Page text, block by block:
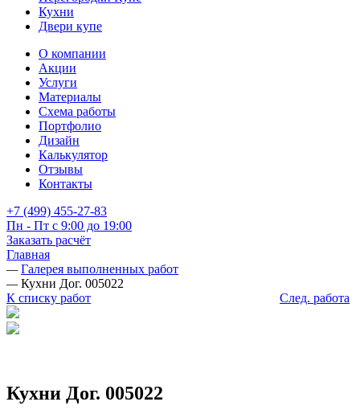
Кухни
Двери купе
О компании
Акции
Услуги
Материалы
Схема работы
Портфолио
Дизайн
Калькулятор
Отзывы
Контакты
+7 (499) 455-27-83
Пн - Пт с 9:00 до 19:00
Заказать расчёт
Главная
— Галерея выполненных работ
— Кухни Дог. 005022
К списку работ
След. работа
Кухни Дог. 005022